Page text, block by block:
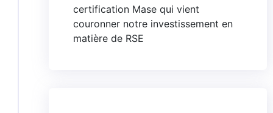
certification Mase qui vient
couronner notre investissement en
matière de RSE